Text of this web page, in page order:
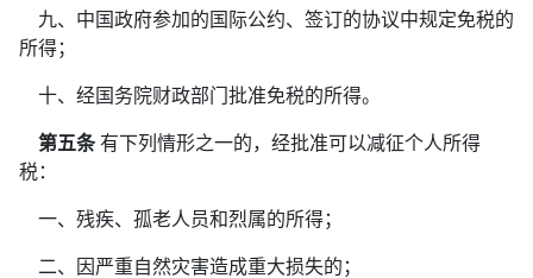
九、中国政府参加的国际公约、签订的协议中规定免税的
所得；
十、经国务院财政部门批准免税的所得。
第五条有下列情形之一的，经批准可以减征个人所得
税：
一、残疾、孤老人员和烈属的所得；
二、因严重自然灾害造成重大损失的；